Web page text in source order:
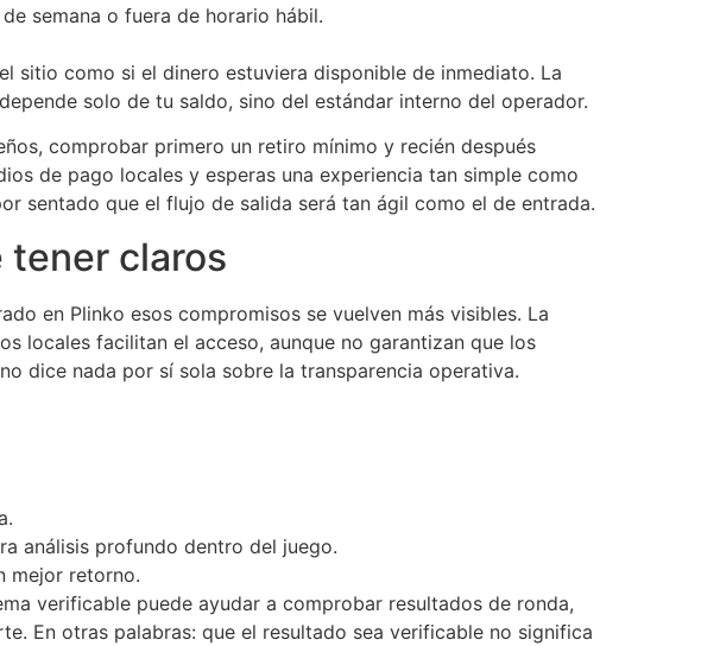
semana o fuera de horario hábil.
sitio como si el dinero estuviera disponible de inmediato. La
solo de tu saldo, sino del estándar interno del operador.
comprobar primero un retiro mínimo y recién después
de pago locales y esperas una experiencia tan simple como
sentado que el flujo de salida será tan ágil como el de entrada.
claros
en Plinko esos compromisos se vuelven más visibles. La
locales facilitan el acceso, aunque no garantizan que los
dice nada por sí sola sobre la transparencia operativa.
análisis profundo dentro del juego.
mejor retorno.
verificable puede ayudar a comprobar resultados de ronda,
En otras palabras: que el resultado sea verificable no significa